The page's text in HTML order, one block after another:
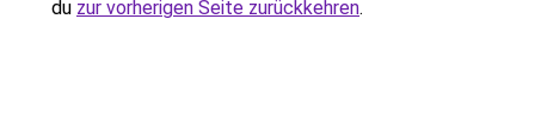
du zur vorherigen Seite zurückkehren.